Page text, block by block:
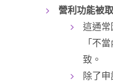
營利功能被
這通常
「不
致。
除了